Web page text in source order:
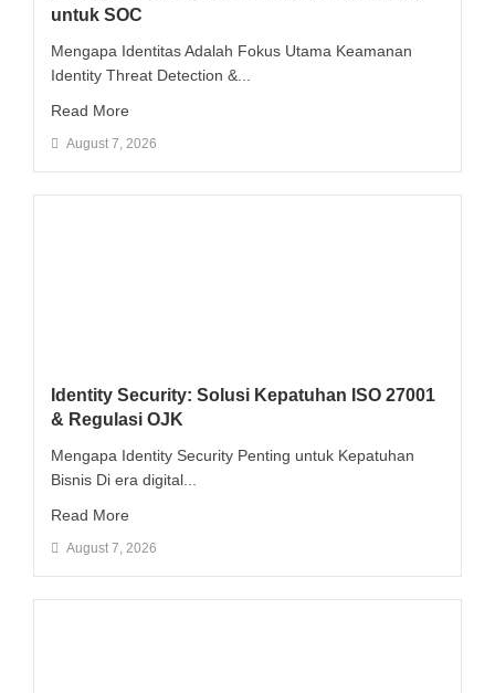
untuk SOC
Mengapa Identitas Adalah Fokus Utama Keamanan
Identity Threat Detection &...
Read More
August 7, 2026
Identity Security: Solusi Kepatuhan ISO 27001
& Regulasi OJK
Mengapa Identity Security Penting untuk Kepatuhan
Bisnis Di era digital...
Read More
August 7, 2026